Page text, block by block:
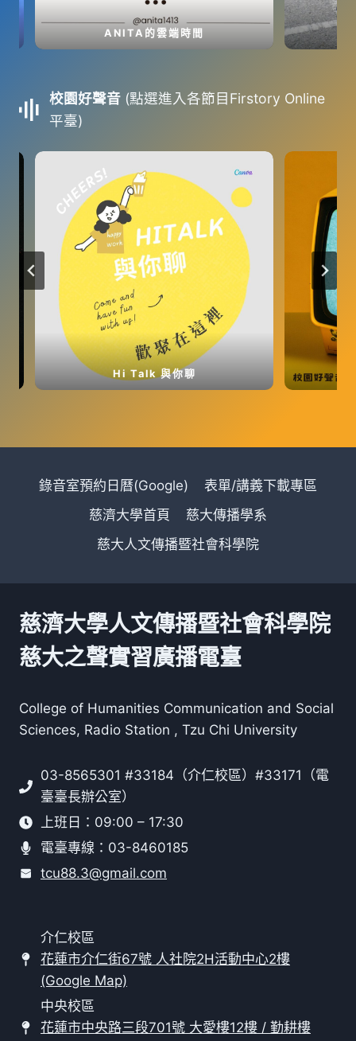
事
【
您
一
心
留
言
ANITA的雲端時間
校園好聲音 (點選進入各節目Firstory Online
平臺)
Hi Talk 與你聊
錄音室預約日曆(Google)
表單/講義下載專區
慈濟大學首頁
慈大傳播學系
慈大人文傳播暨社會科學院
慈濟大學人文傳播暨社會科學院
慈大之聲實習廣播電臺
College of Humanities Communication and Social
Sciences, Radio Station , Tzu Chi University
03-8565301 #33184（介仁校區）#33171（電
臺臺長辦公室）
上班日：09:00 – 17:30
電臺專線：03-8460185
tcu88.3@gmail.com
介仁校區
花蓮市介仁街67號 人社院2H活動中心2樓
(Google Map)
中央校區
花蓮市中央路三段701號 大愛樓12樓 / 勤耕樓